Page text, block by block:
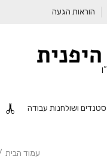
הוראות הגעה
סטנדים ושולחנות עבודה
עמוד הבית